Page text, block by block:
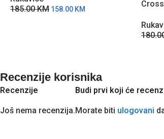
185.00KM 158.00 KM
Recenzije korisnika
Recenzije
Još nema recenzija.
Budi prvi koji će
Morate biti ulogovani